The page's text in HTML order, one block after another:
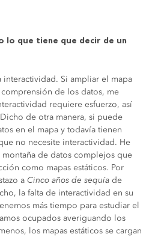
lo que tiene que decir de un
interactividad. Si ampliar el mapa
de los datos, me
requiere esfuerzo, así
de otra manera, si puede
en el mapa y todavía tienen
no necesite interactividad. He
montaña de datos complejos que
como mapas estáticos. Por
a Cinco años de sequía de
la falta de interactividad en su
más tiempo para estudiar el
ocupados averiguando los
los mapas estáticos se cargan